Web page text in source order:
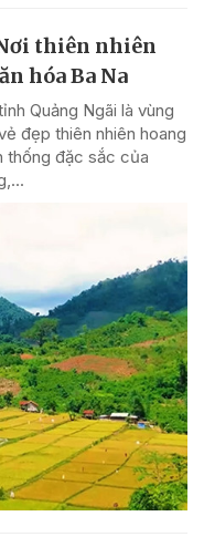
thiên nhiên
hóa Ba Na
Quảng Ngãi là vùng
đẹp thiên nhiên hoang
thống đặc sắc của